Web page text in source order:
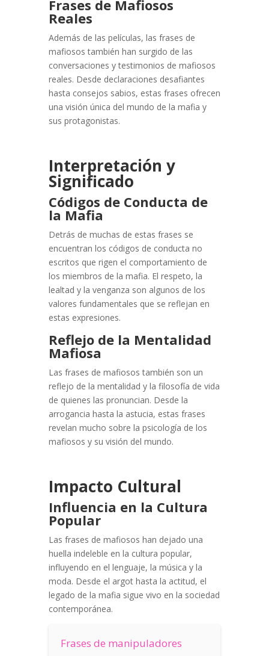
Frases de Mafiosos
Reales
Además de las películas, las frases de
mafiosos también han surgido de las
conversaciones y testimonios de mafiosos
reales. Desde declaraciones desafiantes
hasta consejos sabios, estas frases ofrecen
una visión única del mundo de la mafia y
sus protagonistas.
Interpretación y
Significado
Códigos de Conducta de
la Mafia
Detrás de muchas de estas frases se
encuentran los códigos de conducta no
escritos que rigen el comportamiento de
los miembros de la mafia. El respeto, la
lealtad y la venganza son algunos de los
valores fundamentales que se reflejan en
estas expresiones.
Reflejo de la Mentalidad
Mafiosa
Las frases de mafiosos también son un
reflejo de la mentalidad y la filosofía de vida
de quienes las pronuncian. Desde la
arrogancia hasta la astucia, estas frases
revelan mucho sobre la psicología de los
mafiosos y su visión del mundo.
Impacto Cultural
Influencia en la Cultura
Popular
Las frases de mafiosos han dejado una
huella indeleble en la cultura popular,
influyendo en el lenguaje, la música y la
moda. Desde el argot hasta la actitud, el
legado de la mafia sigue vivo en la sociedad
contemporánea.
Frases de manipuladores